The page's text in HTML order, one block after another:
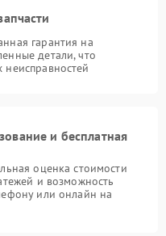
гарантия на
детали, что
и бесплатная
оценка стоимости
и возможность
или онлайн на